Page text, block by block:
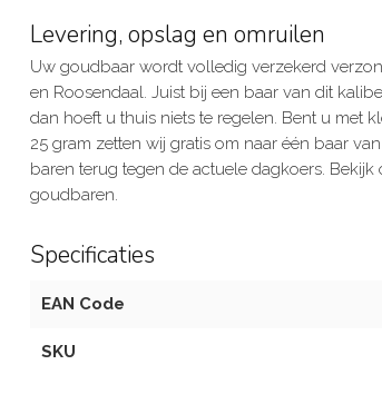
Levering, opslag en omruilen
Uw goudbaar wordt volledig verzekerd
en Roosendaal. Juist bij een baar van dit
dan hoeft u thuis niets te regelen. Bent u met
25 gram zetten wij gratis om naar één baar
baren terug tegen de actuele dagkoers.
goudbaren.
Specificaties
EAN Code
SKU